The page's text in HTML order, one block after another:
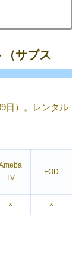
（サブス
日）。レンタル
TV
FOD
× ×